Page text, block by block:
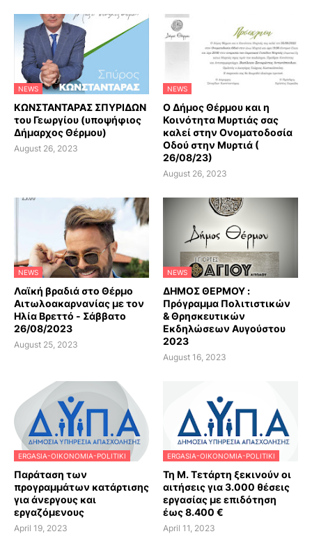
NEWS
ΚΩΝΣΤΑΝΤΑΡΑΣ ΣΠΥΡΙΔΩΝ
του Γεωργίου (υποψήφιος
Δήμαρχος Θέρμου)
August 26, 2023
NEWS
Ο Δήμος Θέρμου και η
Κοινότητα Μυρτιάς σας
καλεί στην Ονοματοδοσία
Οδού στην Μυρτιά (
26/08/23)
August 26, 2023
NEWS
Λαϊκή βραδιά στο Θέρμο
Αιτωλοακαρνανίας με τον
Ηλία Βρεττό - Σάββατο
26/08/2023
August 25, 2023
NEWS
ΔΗΜΟΣ ΘΕΡΜΟΥ :
Πρόγραμμα Πολιτιστικών
& Θρησκευτικών
Εκδηλώσεων Αυγούστου
2023
August 16, 2023
ERGASIA-OIKONOMIA-POLITIKI
Παράταση των
προγραμμάτων κατάρτισης
για άνεργους και
εργαζόμενους
April 19, 2023
ERGASIA-OIKONOMIA-POLITIKI
Τη Μ. Τετάρτη ξεκινούν οι
αιτήσεις για 3.000 θέσεις
εργασίας με επιδότηση
έως 8.400 €
April 11, 2023